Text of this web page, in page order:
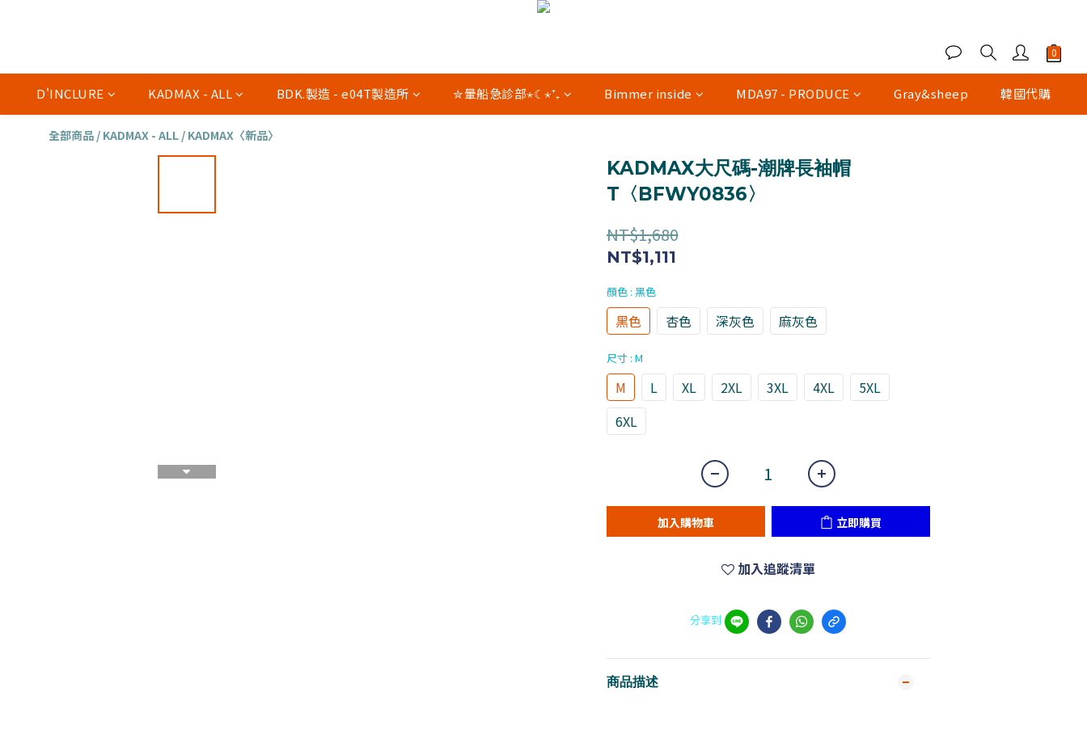
D'INCLURE KADMAX - ALL BDK.製造 - e04T製造所 ✮暈船急診部⋆☾⋆⁺₊ Bimmer inside MDA97 - PRODUCE Gray&sheep 韓國代購
全部商品 / KADMAX - ALL / KADMAX〈新品〉
KADMAX大尺碼-潮牌長袖帽
T〈BFWY0836〉
NT$1,680
NT$1,111
顏色 : 黑色
黑色 杏色 深灰色 麻灰色
尺寸 : M
M L XL 2XL 3XL 4XL
5XL
6XL
加入購物車 立即購買
加入追蹤清單
分享到
商品描述